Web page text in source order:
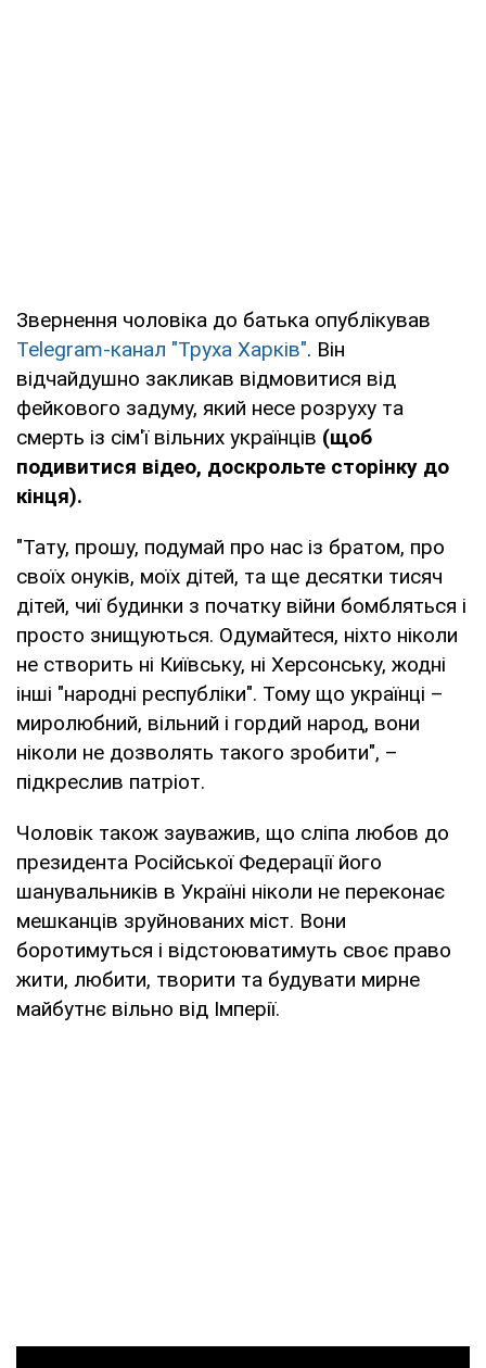
Звернення чоловіка до батька опублікував
Telegram-канал "Труха Харків". Він
відчайдушно закликав відмовитися від
фейкового задуму, який несе розруху та
смерть із сім'ї вільних українців (щоб
подивитися відео, доскрольте сторінку до
кінця).
"Тату, прошу, подумай про нас із братом, про
своїх онуків, моїх дітей, та ще десятки тисяч
дітей, чиї будинки з початку війни бомбляться і
просто знищуються. Одумайтеся, ніхто ніколи
не створить ні Київську, ні Херсонську, жодні
інші "народні республіки". Тому що українці –
миролюбний, вільний і гордий народ, вони
ніколи не дозволять такого зробити", –
підкреслив патріот.
Чоловік також зауважив, що сліпа любов до
президента Російської Федерації його
шанувальників в Україні ніколи не переконає
мешканців зруйнованих міст. Вони
боротимуться і відстоюватимуть своє право
жити, любити, творити та будувати мирне
майбутнє вільно від Імперії.